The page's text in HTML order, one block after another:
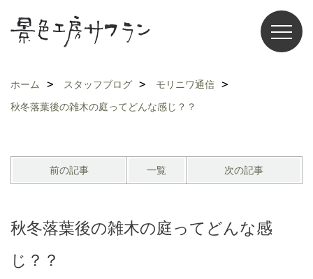
ホーム スタッフブログ
モリニワ通信
秋冬落葉後の雑木の庭ってどんな感じ？？
前の記事 一覧 次の記事
秋冬落葉後の雑木の庭ってどんな感
じ？？